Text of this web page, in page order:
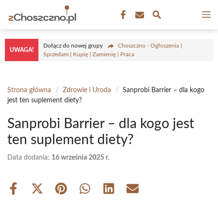
treści
UWAGA!
Dołącz do nowej grupy
Choszczno - Ogłoszenia |
Sprzedam | Kupię | Zamienię | Praca
Strona główna / Zdrowie i Uroda /
Sanprobi Barrier – dla kogo
jest ten suplement diety?
Sanprobi Barrier – dla kogo jest
ten suplement diety?
Data dodania: 16 września 2025 r.
Share
Share Share Share Share Share